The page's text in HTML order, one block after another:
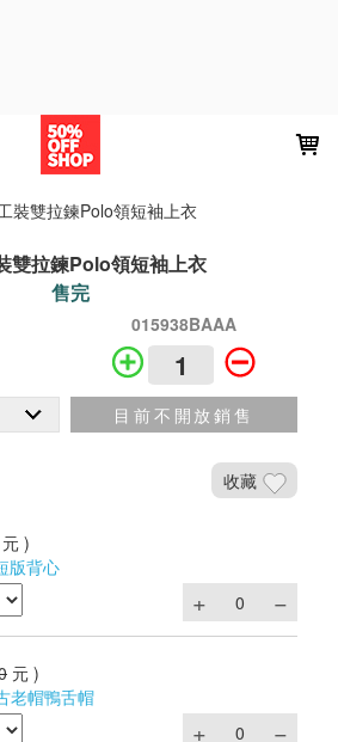
雙拉鍊Polo領短袖上衣
售完
015938BAAA
目前不開放銷售
收藏
元 )
版背心
元 )
老帽鴨舌帽